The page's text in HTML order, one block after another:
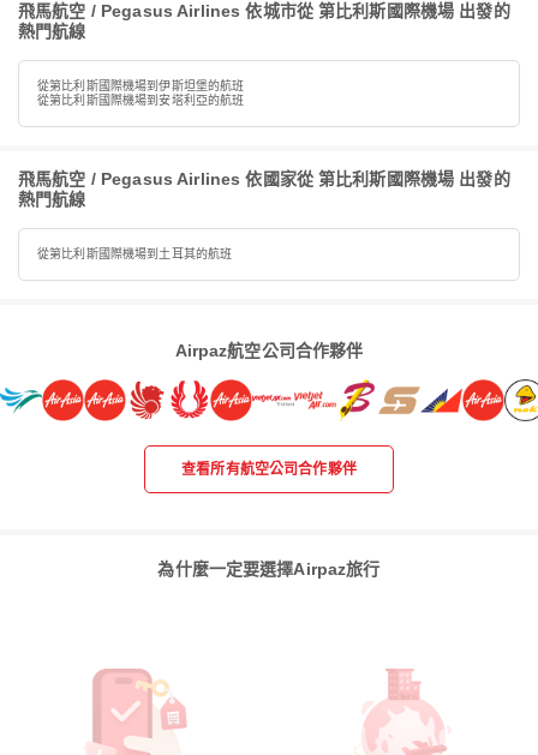
飛馬航空 / Pegasus Airlines 依城市從 第比利斯國際機場 出發的
熱門航線
從第比利斯國際機場到伊斯坦堡的航班
從第比利斯國際機場到安塔利亞的航班
飛馬航空 / Pegasus Airlines 依國家從 第比利斯國際機場 出發的
熱門航線
從第比利斯國際機場到土耳其的航班
Airpaz航空公司合作夥伴
查看所有航空公司合作夥伴
為什麼一定要選擇Airpaz旅行